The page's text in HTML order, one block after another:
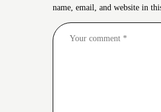
name, email, and website in